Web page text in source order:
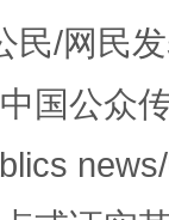
年计划来了！等你上场
民/网民
国公众